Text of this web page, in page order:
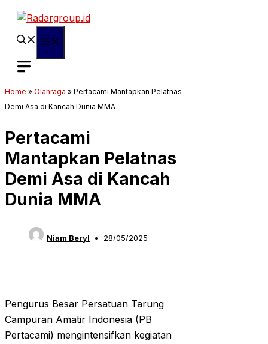
Langsung
Home » Olahraga » Pertacami Mantapkan Pelatnas
Demi Asa di Kancah Dunia MMA
Pertacami
Mantapkan Pelatnas
Demi Asa di Kancah
Dunia MMA
Niam Beryl 28/05/2025
Pengurus Besar Persatuan Tarung
Campuran Amatir Indonesia (PB
Pertacami) mengintensifkan kegiatan